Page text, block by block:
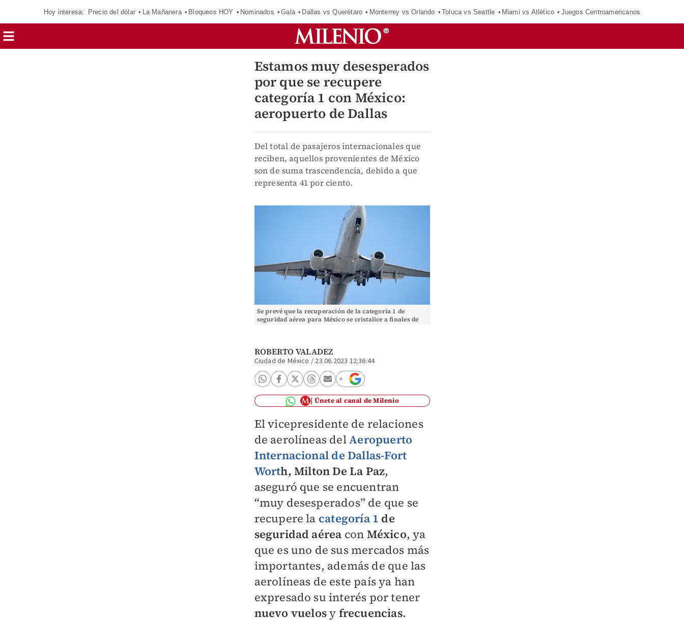
Hoy interesa: Precio del dólar La Mañanera Bloqueos HOY Nominados Gala Dallas vs Querétaro Monterrey vs Orlando Toluca vs Seattle Miami vs Atlético Juegos Centroamericanos
Estamos muy desesperados
por que se recupere
categoría 1 con México:
aeropuerto de Dallas
Del total de pasajeros internacionales que
reciben, aquellos provenientes de México
son de suma trascendencia, debido a que
representa 41 por ciento.
Se prevé que la recuperación de la categoría 1 de
seguridad aérea para México se cristalice a finales de
ROBERTO VALADEZ
Ciudad de México / 23.06.2023 12:36:44
Únete al canal de Milenio
El vicepresidente de relaciones
de aerolíneas delAeropuerto
Internacional de Dallas-Fort
Worth, Milton De La Paz,
aseguró que se encuentran
“muy desesperados” de que se
recupere la categoría 1 de
seguridad aérea con México, ya
que es uno de sus mercados más
importantes, además de que las
aerolíneas de este país ya han
expresado su interés por tener
nuevo vuelosy frecuencias.